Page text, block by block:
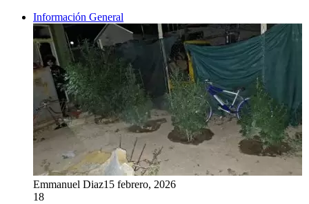
Información General
Emmanuel Diaz15 febrero, 2026
18